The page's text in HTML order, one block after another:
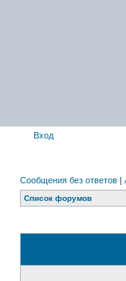
Вход
Сообщения без ответов |
Список форумов